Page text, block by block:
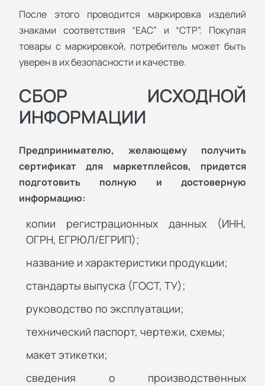
После этого проводится маркировка изделий
знаками соответствия “ЕАС” и “СТР”. Покупая
товары с маркировкой, потребитель может быть
уверен в их безопасности и качестве.
СБОР ИСХОДНОЙ
ИНФОРМАЦИИ
Предпринимателю, желающему получить
сертификат для маркетплейсов, придется
подготовить полную и достоверную
информацию:
копии регистрационных данных (ИНН,
ОГРН, ЕГРЮЛ/ЕГРИП);
название и характеристики продукции;
стандарты выпуска (ГОСТ, ТУ);
руководство по эксплуатации;
технический паспорт, чертежи, схемы;
макет этикетки;
сведения о производственных